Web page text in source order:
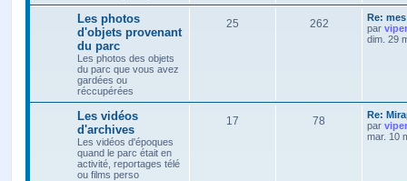
Les photos
d'objets provenant
du parc
Les photos des objets
du parc que vous avez
gardées ou
réccupérées
25 262
Re:
par
dim. 29
Les vidéos
d'archives
Les vidéos d'époques
quand le parc était en
activité, reportages télé
ou films perso
17 78
Re:
par
mar. 10